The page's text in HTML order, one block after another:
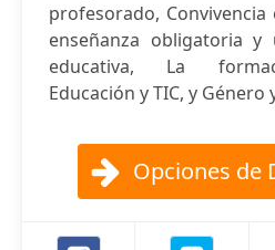
profesorado,
enseñanza obligatoria y
educativa, La
Educación y TIC, y Género
Opciones de